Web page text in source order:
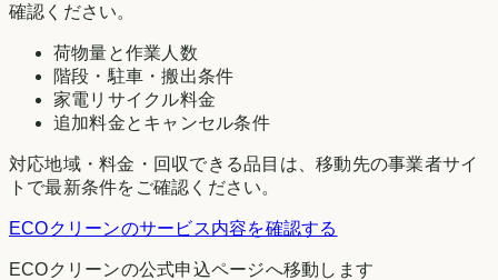
確認ください。
荷物量と作業人数
階段・駐車・搬出条件
家電リサイクル料金
追加料金とキャンセル条件
対応地域・料金・回収できる品目は、移動先の事業者サイ
トで最新条件をご確認ください。
ECOクリーンのサービス内容を確認する
ECOクリーンの公式申込ページへ移動します